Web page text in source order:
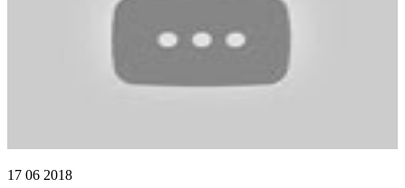
17 06 2018